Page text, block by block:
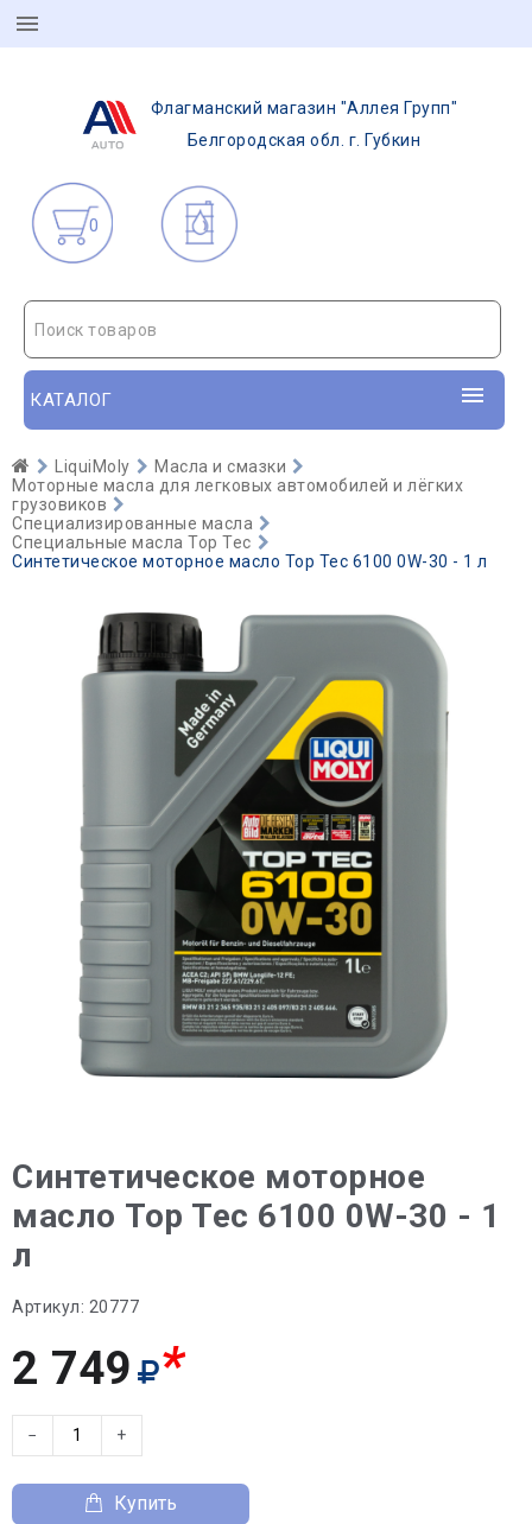
Флагманский магазин "Аллея Групп"
Белгородская обл. г. Губкин
0
Поиск товаров
КАТАЛОГ
LiquiMoly
Масла и смазки
Моторные масла для легковых автомобилей и лёгких
грузовиков
Специализированные масла
Специальные масла Top Tec
Синтетическое моторное масло Top Tec 6100 0W-30 - 1 л
Синтетическое моторное
масло Top Tec 6100 0W-30 - 1
л
Артикул: 20777
2 749 *
− +
Купить